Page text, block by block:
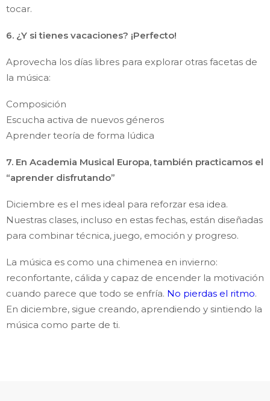
tocar.
6. ¿Y si tienes vacaciones? ¡Perfecto!
Aprovecha los días libres para explorar otras facetas de
la música:
Composición
Escucha activa de nuevos géneros
Aprender teoría de forma lúdica
7. En Academia Musical Europa, también practicamos el
“aprender disfrutando”
Diciembre es el mes ideal para reforzar esa idea.
Nuestras clases, incluso en estas fechas, están diseñadas
para combinar técnica, juego, emoción y progreso.
La música es como una chimenea en invierno:
reconfortante, cálida y capaz de encender la motivación
cuando parece que todo se enfría. No pierdas el ritmo.
En diciembre, sigue creando, aprendiendo y sintiendo la
música como parte de ti.